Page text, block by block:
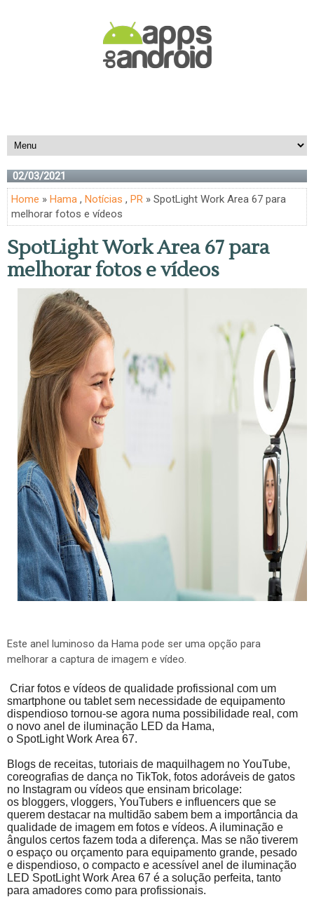
02/03/2021
Home » Hama , Notícias , PR » SpotLight Work Area 67 para
melhorar fotos e vídeos
SpotLight Work Area 67 para
melhorar fotos e vídeos
Este anel luminoso da Hama pode ser uma opção para
melhorar a captura de imagem e vídeo.
Criar fotos e vídeos de qualidade profissional com um
smartphone ou tablet sem necessidade de equipamento
dispendioso tornou-se agora numa possibilidade real, com
o novo anel de iluminação LED da Hama,
o SpotLight Work Area 67.
Blogs de receitas, tutoriais de maquilhagem no YouTube,
coreografias de dança no TikTok, fotos adoráveis de gatos
no Instagram ou vídeos que ensinam bricolage:
os bloggers, vloggers, YouTubers e influencers que se
querem destacar na multidão sabem bem a importância da
qualidade de imagem em fotos e vídeos. A iluminação e
ângulos certos fazem toda a diferença. Mas se não tiverem
o espaço ou orçamento para equipamento grande, pesado
e dispendioso, o compacto e acessível anel de iluminação
LED SpotLight Work Area 67 é a solução perfeita, tanto
para amadores como para profissionais.